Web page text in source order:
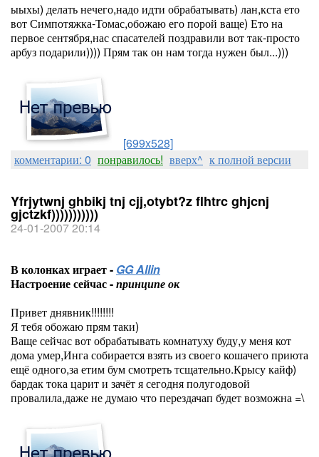
ыыхы) делать нечего,надо идти обрабатывать) лан,кста ето
вот Симпотяжка-Томас,обожаю его порой ваще) Ето на
первое сентября,нас спасателей поздравили вот так-просто
арбуз подарили)))) Прям так он нам тогда нужен был...)))
[699x528]
комментарии: 0 понравилось! вверх^ к полной версии
Yfrjytwnj ghbikj tnj cjj,otybt?z flhtrc ghjcnj
gjctzkf)))))))))))
24-01-2007 20:14
В колонках играет - GG Allin
Настроение сейчас -принципе ок
Привет днявник!!!!!!!!
Я тебя обожаю прям таки)
Ваще сейчас вот обрабатывать комнатуху буду,у меня кот
дома умер,Инга собирается взять из своего кошачего приюта
ещё одного,за етим бум смотреть тсщательно.Крысу кайф)
бардак тока царит и зачёт я сегодня полугодовой
провалила,даже не думаю что перездачап будет возможна =\